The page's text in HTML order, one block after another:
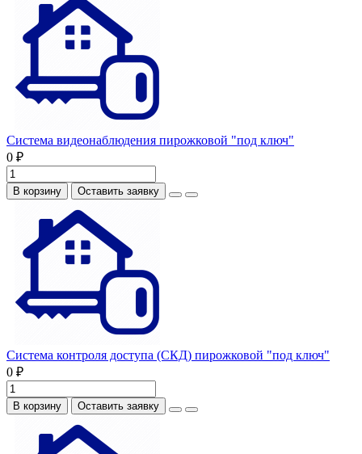
Система видеонаблюдения пирожковой "под ключ"
0 ₽
В корзину Оставить заявку
Система контроля доступа (СКД) пирожковой "под ключ"
0 ₽
В корзину Оставить заявку